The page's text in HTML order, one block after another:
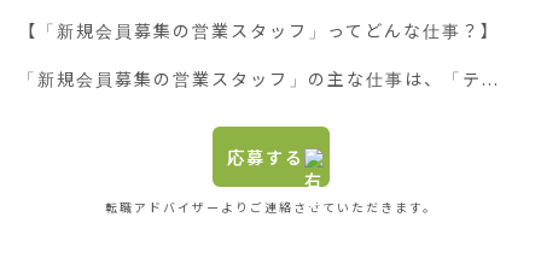
【「新規会員募集の営業スタッフ」ってどんな仕事？】
「新規会員募集の営業スタッフ」の主な仕事は、「テ...
応募する
転職アドバイザーよりご連絡させていただきます。